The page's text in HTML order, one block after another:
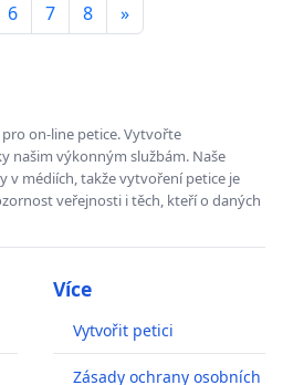
6 7 8 »
on-line petice. Vytvořte
našim výkonným službám. Naše
v médiích, takže vytvoření petice je
veřejnosti i těch, kteří o daných
Více
Vytvořit petici
Zásady ochrany osobních